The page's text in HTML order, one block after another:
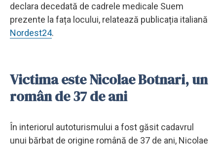
declara decedată de cadrele medicale Suem
prezente la fața locului, relatează publicația italiană
Nordest24.
Victima este Nicolae Botnari, un
român de 37 de ani
În interiorul autoturismului a fost găsit cadavrul
unui bărbat de origine română de 37 de ani, Nicolae